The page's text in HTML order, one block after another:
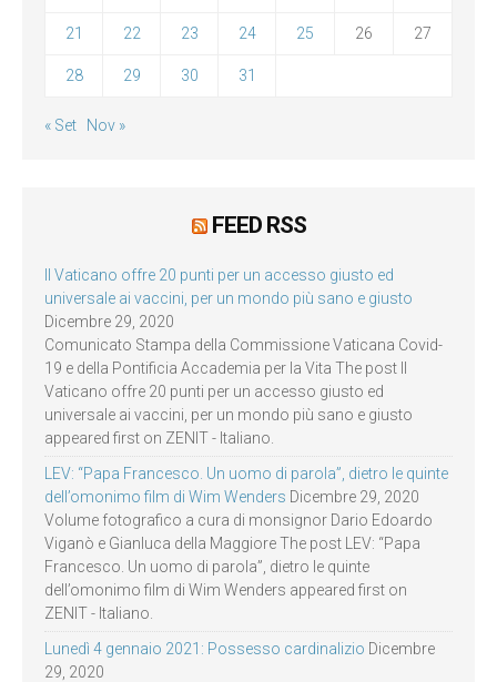
21 22 23 24 25 26 27
28 29 30 31
« Set Nov »
FEED RSS
Il Vaticano offre 20 punti per un accesso giusto ed
universale ai vaccini, per un mondo più sano e giusto
Dicembre 29, 2020
Comunicato Stampa della Commissione Vaticana Covid-
19 e della Pontificia Accademia per la Vita The post Il
Vaticano offre 20 punti per un accesso giusto ed
universale ai vaccini, per un mondo più sano e giusto
appeared first on ZENIT - Italiano.
LEV: “Papa Francesco. Un uomo di parola”, dietro le quinte
dell’omonimo film di Wim Wenders Dicembre 29, 2020
Volume fotografico a cura di monsignor Dario Edoardo
Viganò e Gianluca della Maggiore The post LEV: “Papa
Francesco. Un uomo di parola”, dietro le quinte
dell’omonimo film di Wim Wenders appeared first on
ZENIT - Italiano.
Lunedì 4 gennaio 2021: Possesso cardinalizio Dicembre
29, 2020